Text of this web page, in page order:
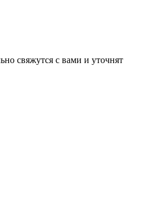
свяжутся с вами и уточнят